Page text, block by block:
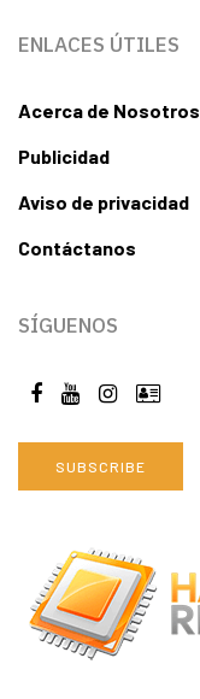
ENLACES ÚTILES
Acerca de Nosotros
Publicidad
Aviso de privacidad
Contáctanos
SÍGUENOS
SUBSCRIBE